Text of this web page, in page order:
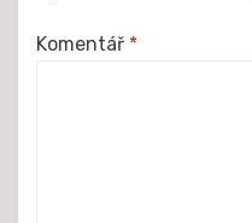
Komentář *